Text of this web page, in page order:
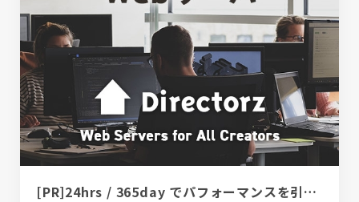
[PR]24hrs / 365day でパフォーマンスを引き出すサーバ